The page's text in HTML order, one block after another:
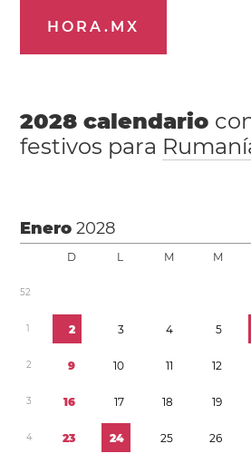
HORA.MX
2028 calendario
festivos para
Enero2028
D L M M
52
1 2 3 4 5
2 9 10 11 12
3 16 17 18 19
4 23 24 25 26